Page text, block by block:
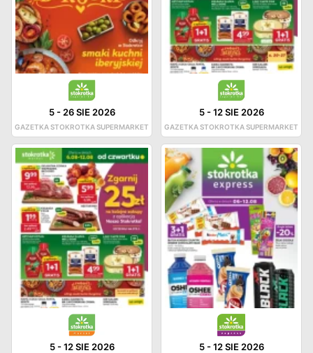
5- 26 SIE 2026
GAZETKA STOKROTKA SUPERMARKET
5-12 SIE 2026
GAZETKA STOKROTKA SUPERMARKET
5-12 SIE 2026 5-12 SIE 2026